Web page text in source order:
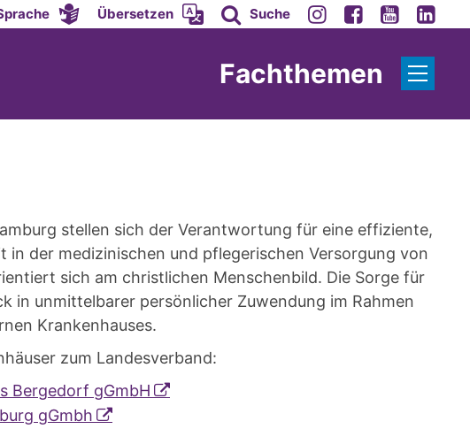
Übersetzen Suche
Fachthemen
stellen sich der Verantwortung für eine effiziente,
in der medizinischen und pflegerischen Versorgung von
sich am christlichen Menschenbild. Die Sorge für
in unmittelbarer persönlicher Zuwendung im Rahmen
Krankenhauses.
zum Landesverband:
Bergedorf gGmbH
gGmbh